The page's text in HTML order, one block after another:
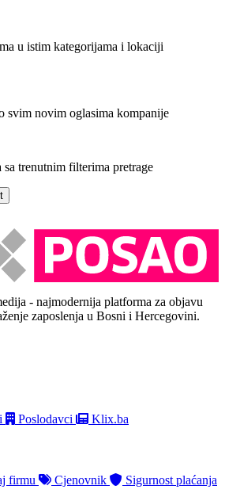
u istim kategorijama i lokaciji
svim novim oglasima kompanije
trenutnim filterima pretrage
- najmodernija platforma za objavu
zaposlenja u Bosni i Hercegovini.
Poslodavci Klix.ba
firmu Cjenovnik Sigurnost plaćanja